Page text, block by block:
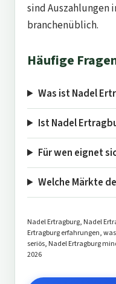
sind Auszahlungen
branchenüblich.
Häufige
Was ist Nadel
Ist Nadel
Für wen eignet
Welche Märkte
Nadel Ertragburg, Nadel
Ertragburg erfahrungen,
seriös, Nadel Ertragburg
2026